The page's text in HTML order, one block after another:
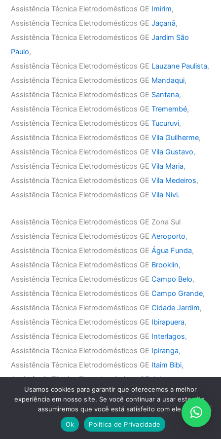
Assistência Técnica Eletrodomésticos GE Imirim,
Assistência Técnica Eletrodomésticos GEJaçanã,
Assistência Técnica Eletrodomésticos GEJardim São
Paulo,
Assistência Técnica Eletrodomésticos GE Lauzane Paulista,
Assistência Técnica Eletrodomésticos GE Mandaqui,
Assistência Técnica Eletrodomésticos GE Santana,
Assistência Técnica Eletrodomésticos GETremembé,
Assistência Técnica Eletrodomésticos GETucuruvi,
Assistência Técnica Eletrodomésticos GEVila Guilherme,
Assistência Técnica Eletrodomésticos GEVila Gustavo,
Assistência Técnica Eletrodomésticos GEVila Maria,
Assistência Técnica Eletrodomésticos GEVila Medeiros,
Assistência Técnica Eletrodomésticos GEVila Nivi.
Assistência Técnica Eletrodomésticos GE Zona Sul
Assistência Técnica Eletrodomésticos GEAeroporto,
Assistência Técnica Eletrodomésticos GEÁgua Funda,
Assistência Técnica Eletrodomésticos GE Brooklin,
Assistência Técnica Eletrodomésticos GECampo Belo,
Assistência Técnica Eletrodomésticos GECampo Grande,
Assistência Técnica Eletrodomésticos GECidade Jardim,
Assistência Técnica Eletrodomésticos GE Ibirapuera,
Assistência Técnica Eletrodomésticos GE Interlagos,
Assistência Técnica Eletrodomésticos GE Ipiranga,
Assistência Técnica Eletrodomésticos GE Itaim Bibi,
Assistência Técnica Eletrodomésticos GEJabaquara,
Assistência Técnica Eletrodomésticos GEJardim América
Assistência Técnica Eletrodomésticos GEJardim Europa,
Assistência Técnica Eletrodomésticos GEJardim Paulista
Usamos cookies para garantir que oferecemos a melhor
experiência em nosso site. Se você continuar a usar este site,
assumiremos que você está satisfeito com ele.
Ok
Política de Privacidade